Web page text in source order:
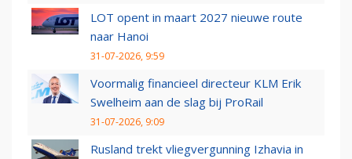
LOT opent in maart 2027 nieuwe route
naar Hanoi
31-07-2026, 9:59
Voormalig financieel directeur KLM Erik
Swelheim aan de slag bij ProRail
31-07-2026, 9:09
Rusland trekt vliegvergunning Izhavia in